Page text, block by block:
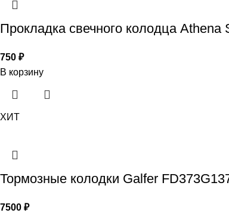
Прокладка свечного колодца
750 ₽
В корзину
ХИТ
Тормозные колодки Galfer
7500 ₽